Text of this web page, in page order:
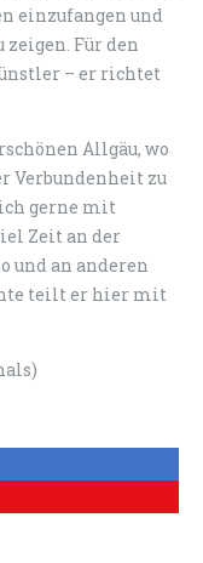
einzufangen und
zeigen. Für den
– er richtet
Allgäu, wo
Verbundenheit zu
gerne mit
Zeit an der
und an anderen
teilt er hier mit